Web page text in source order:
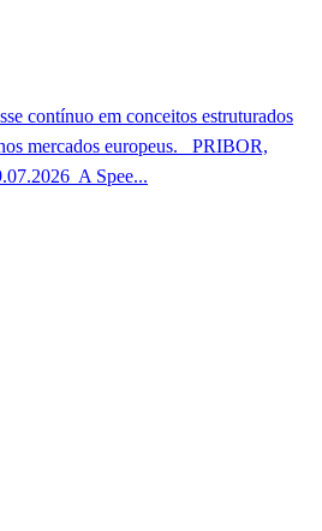
contínuo em conceitos estruturados
mercados europeus. PRIBOR,
 A Spee...